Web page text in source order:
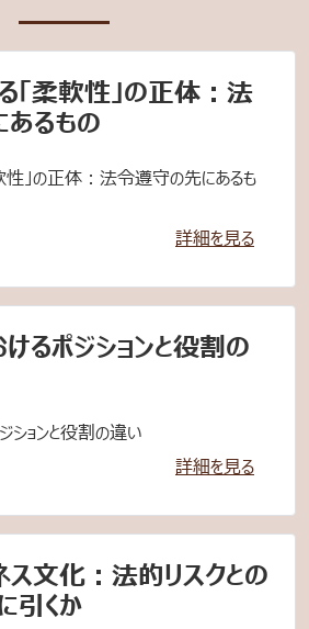
「柔軟性」の正体：法
るもの
性」の正体：法令遵守の先にあるも
詳細を見る
るポジションと役割の
ョンと役割の違い
詳細を見る
ス文化：法的リスクとの
引くか